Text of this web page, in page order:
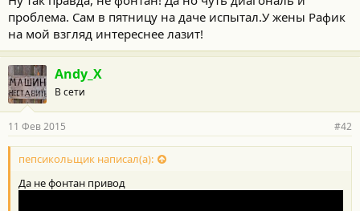
проблема. Сам в пятницу на даче испытал.У жены Рафик
на мой взгляд интереснее лазит!
Andy_X
В сети
11 Фев 2015 #42
пепсикольщик написал(а):
Да не фонтан привод